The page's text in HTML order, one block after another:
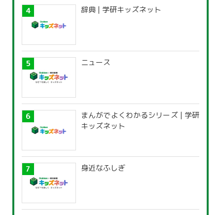
辞典 | 学研キッズネット
ニュース
まんがでよくわかるシリーズ | 学研
キッズネット
身近なふしぎ